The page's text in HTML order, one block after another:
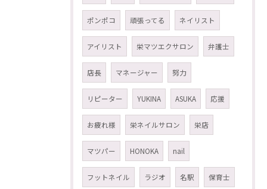
ポンポコ 頑張ってる ネイリスト
アイリスト 栄マツエクサロン 弁護士
店長 マネージャー 努力
リピーター YUKINA ASUKA 応援
お疲れ様 栄ネイルサロン 栄店
マツパー HONOKA nail
フットネイル ラジオ 名駅 保育士